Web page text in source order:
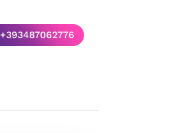
+393487062776